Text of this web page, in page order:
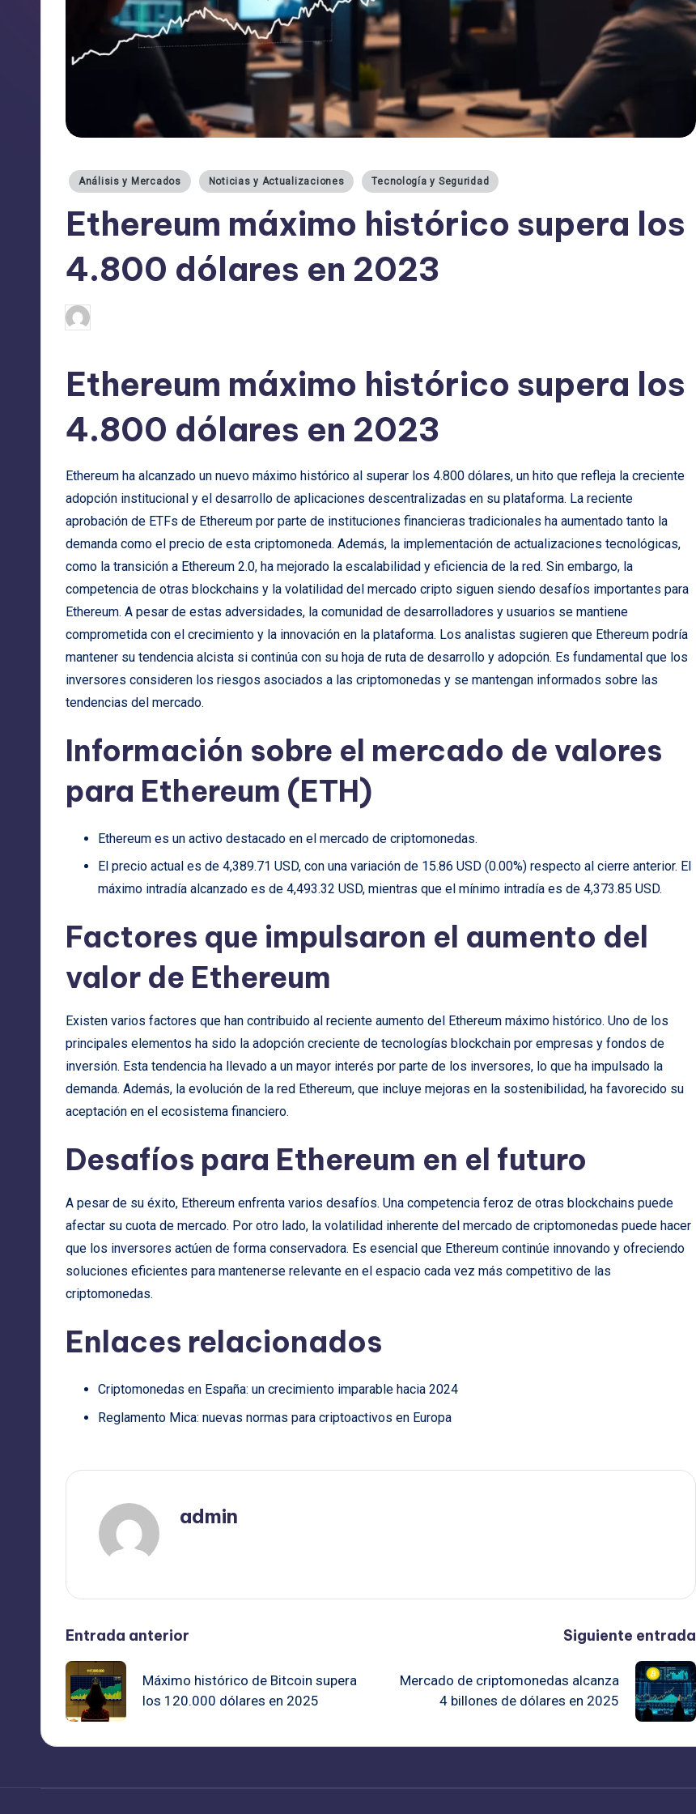
Publicado
Análisis y Mercados Noticias y Actualizaciones Tecnología y Seguridad
Ethereum máximo histórico supera los
4.800 dólares en 2023
Publicado
por
Ethereum máximo histórico supera los
4.800 dólares en 2023
Ethereum ha alcanzado un nuevo máximo histórico al superar los 4.800 dólares, un hito que refleja la creciente
adopción institucional y el desarrollo de aplicaciones descentralizadas en su plataforma. La reciente
aprobación de ETFs de Ethereum por parte de instituciones financieras tradicionales ha aumentado tanto la
demanda como el precio de esta criptomoneda. Además, la implementación de actualizaciones tecnológicas,
como la transición a Ethereum 2.0, ha mejorado la escalabilidad y eficiencia de la red. Sin embargo, la
competencia de otras blockchains y la volatilidad del mercado cripto siguen siendo desafíos importantes para
Ethereum. A pesar de estas adversidades, la comunidad de desarrolladores y usuarios se mantiene
comprometida con el crecimiento y la innovación en la plataforma. Los analistas sugieren que Ethereum podría
mantener su tendencia alcista si continúa con su hoja de ruta de desarrollo y adopción. Es fundamental que los
inversores consideren los riesgos asociados a las criptomonedas y se mantengan informados sobre las
tendencias del mercado.
Información sobre el mercado de valores
para Ethereum (ETH)
Ethereum es un activo destacado en el mercado de criptomonedas.
El precio actual es de 4,389.71 USD, con una variación de 15.86 USD (0.00%) respecto al cierre anterior. El
máximo intradía alcanzado es de 4,493.32 USD, mientras que el mínimo intradía es de 4,373.85 USD.
Factores que impulsaron el aumento del
valor de Ethereum
Existen varios factores que han contribuido al reciente aumento del Ethereum máximo histórico. Uno de los
principales elementos ha sido la adopción creciente de tecnologías blockchain por empresas y fondos de
inversión. Esta tendencia ha llevado a un mayor interés por parte de los inversores, lo que ha impulsado la
demanda. Además, la evolución de la red Ethereum, que incluye mejoras en la sostenibilidad, ha favorecido su
aceptación en el ecosistema financiero.
Desafíos para Ethereum en el futuro
A pesar de su éxito, Ethereum enfrenta varios desafíos. Una competencia feroz de otras blockchains puede
afectar su cuota de mercado. Por otro lado, la volatilidad inherente del mercado de criptomonedas puede hacer
que los inversores actúen de forma conservadora. Es esencial que Ethereum continúe innovando y ofreciendo
soluciones eficientes para mantenerse relevante en el espacio cada vez más competitivo de las
criptomonedas.
Enlaces relacionados
Criptomonedas en España: un crecimiento imparable hacia 2024
Reglamento Mica: nuevas normas para criptoactivos en Europa
admin
Navegación
de
entradas
Entrada anterior
Máximo histórico de Bitcoin supera
los 120.000 dólares en 2025
Siguiente entrada
Mercado de criptomonedas alcanza
4 billones de dólares en 2025